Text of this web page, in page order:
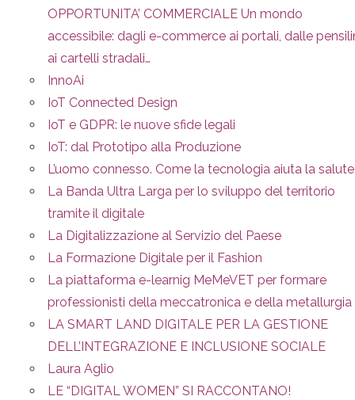
OPPORTUNITA’ COMMERCIALE Un mondo
accessibile: dagli e-commerce ai portali, dalle
ai cartelli stradali…
InnoAi
IoT Connected Design
IoT e GDPR: le nuove sfide legali
IoT: dal Prototipo alla Produzione
L’uomo connesso. Come la tecnologia aiuta la
La Banda Ultra Larga per lo sviluppo del territorio
tramite il digitale
La Digitalizzazione al Servizio del Paese
La Formazione Digitale per il Fashion
La piattaforma e-learnig MeMeVET per formare
professionisti della meccatronica e della metallurgia
LA SMART LAND DIGITALE PER LA GESTIONE
DELL’INTEGRAZIONE E INCLUSIONE SOCIALE
Laura Aglio
LE “DIGITAL WOMEN” SI RACCONTANO!